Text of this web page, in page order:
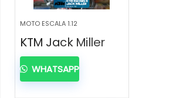
MOTO ESCALA 1.12
KTM Jack Miller
WHATSAPP